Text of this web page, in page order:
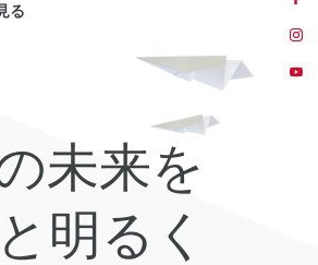
る
未来を
明るく